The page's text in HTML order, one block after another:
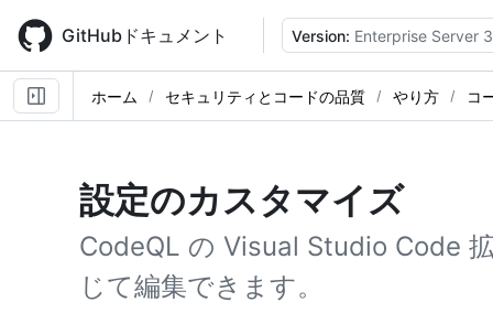
main
content
GitHubドキュメント Version: Enterprise Server
ホーム セキュリティとコードの品質 やり方 コ
設定のカスタマイズ
CodeQL の Visual Studio Code
じて編集できます。